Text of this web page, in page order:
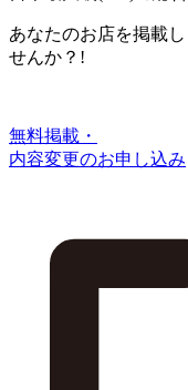
あなたのお店を掲載
せんか？!
無料掲載・
内容変更のお申し込み